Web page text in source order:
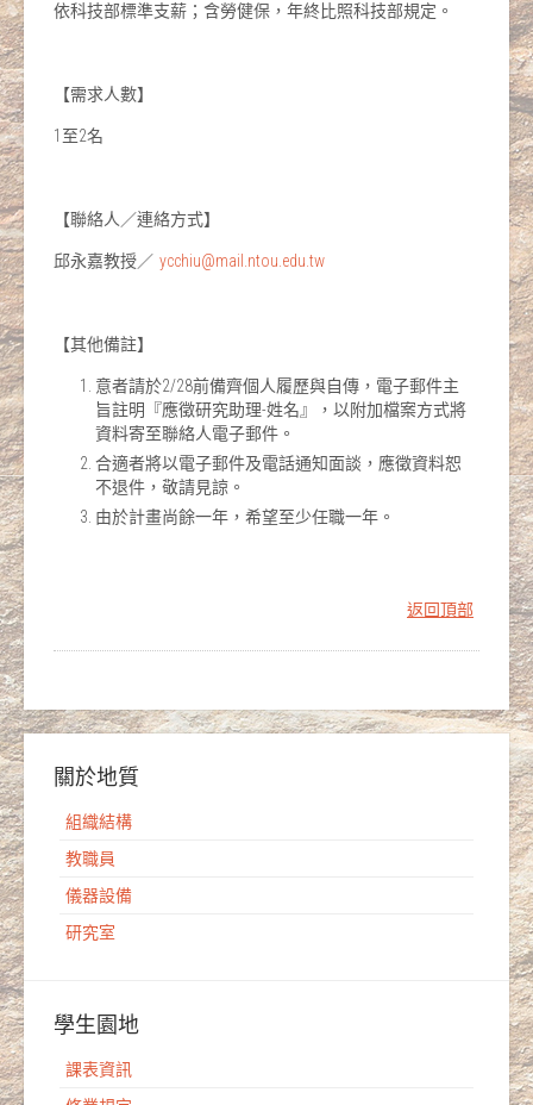
依科技部標準支薪；含勞健保，年終比照科技部規定。
【需求人數】
1至2名
【聯絡人／連絡方式】
邱永嘉教授／ ycchiu@mail.ntou.edu.tw
【其他備註】
意者請於2/28前備齊個人履歷與自傳，電子郵件主
旨註明『應徵研究助理-姓名』，以附加檔案方式將
資料寄至聯絡人電子郵件。
合適者將以電子郵件及電話通知面談，應徵資料恕
不退件，敬請見諒。
由於計畫尚餘一年，希望至少任職一年。
返回頂部
關於地質
組織結構
教職員
儀器設備
研究室
學生園地
課表資訊